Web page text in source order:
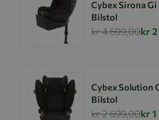
Cybex Sirona
Bilstol
kr 4 699,00kr
Cybex Solution
Bilstol
kr 2 699,00kr